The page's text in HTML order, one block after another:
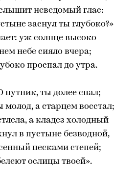
неведомый глас:
заснул ты глубоко?»
уж солнце высоко
небе сияло вчера;
проспал до утра.
путник, ты долее спал;
молод, а старцем восстал;
а кладез холодный
в пустыне безводной,
песками степей;
ослицы твоей».